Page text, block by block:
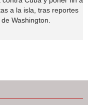
a la isla, tras reportes
Washington.